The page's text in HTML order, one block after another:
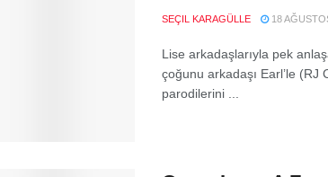
SEÇIL KARAGÜLLE 18
Lise arkadaşlarıyla pek
çoğunu arkadaşı Earl’le
parodilerini ...